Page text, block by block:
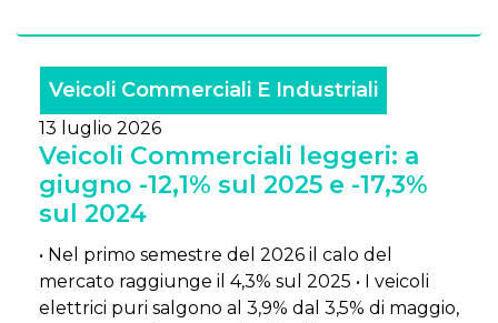
Veicoli Commerciali E Industriali
13 luglio 2026
Veicoli Commerciali leggeri: a
giugno -12,1% sul 2025 e -17,3%
sul 2024
• Nel primo semestre del 2026 il calo del
mercato raggiunge il 4,3% sul 2025 • I veicoli
elettrici puri salgono al 3,9% dal 3,5% di maggio,